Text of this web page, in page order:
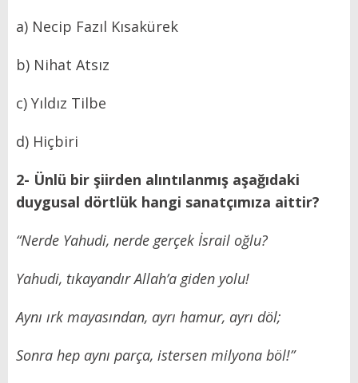
a) Necip Fazıl Kısakürek
b) Nihat Atsız
c) Yıldız Tilbe
d) Hiçbiri
2- Ünlü bir şiirden alıntılanmış aşağıdaki
duygusal dörtlük hangi sanatçımıza aittir?
“Nerde Yahudi, nerde gerçek İsrail oğlu?
Yahudi, tıkayandır Allah’a giden yolu!
Aynı ırk mayasından, ayrı hamur, ayrı döl;
Sonra hep aynı parça, istersen milyona böl!”